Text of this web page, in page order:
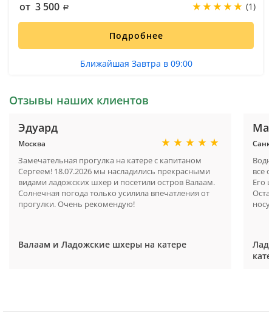
от 3 500 (1)
Подробнее
Ближайшая Завтра в 09:00
Отзывы наших клиентов
Эдуард
Москва
Замечательная прогулка на катере с капитаном
Сергеем! 18.07.2026 мы насладились прекрасными
видами ладожских шхер и посетили остров Валаам.
Солнечная погода только усилила впечатления от
прогулки. Очень рекомендую!
Валаам и Ладожские шхеры на катере
все
Его